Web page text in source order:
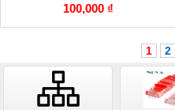
100,000 ₫
1 2